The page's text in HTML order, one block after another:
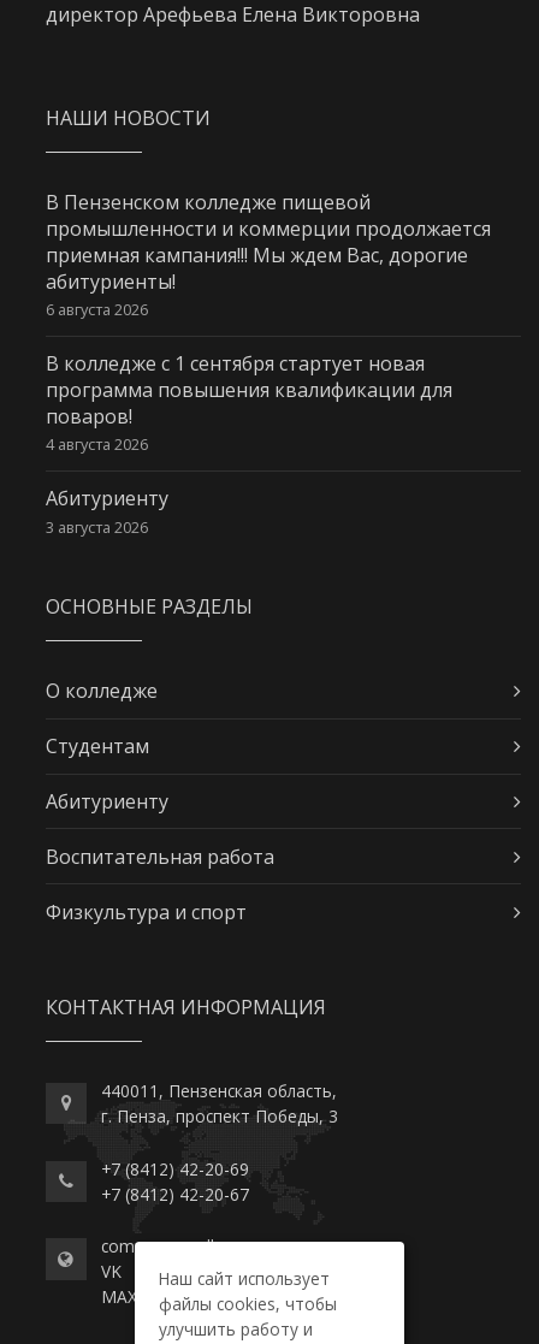
директор Арефьева Елена Викторовна
НАШИ НОВОСТИ
В Пензенском колледже пищевой
промышленности и коммерции продолжается
приемная кампания!!! Мы ждем Вас, дорогие
абитуриенты!
6 августа 2026
В колледже с 1 сентября стартует новая
программа повышения квалификации для
поваров!
4 августа 2026
Абитуриенту
3 августа 2026
ОСНОВНЫЕ РАЗДЕЛЫ
О колледже
Студентам
Абитуриенту
Воспитательная работа
Физкультура и спорт
КОНТАКТНАЯ ИНФОРМАЦИЯ
440011, Пензенская область,
г. Пенза, проспект Победы, 3
+7 (8412) 42-20-69
+7 (8412) 42-20-67
commerce-college.ru
VK
MAX
Наш сайт использует
файлы cookies, чтобы
улучшить работу и